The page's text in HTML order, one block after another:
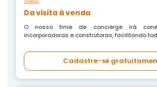
Da visita à venda
O nosso time de concierge irá
incorporadoras e construtoras, facilitando
Cadastre-se